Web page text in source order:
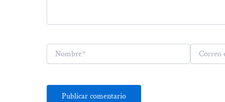
Nombre*
Correo
electrónico*